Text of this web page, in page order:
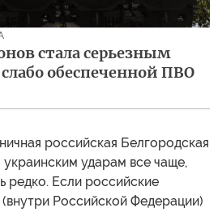
стала серьезным
обеспеченной ПВО
российская Белгородская
украинским ударам все чаще,
редко. Если российские
(внутри Российской Федерации)